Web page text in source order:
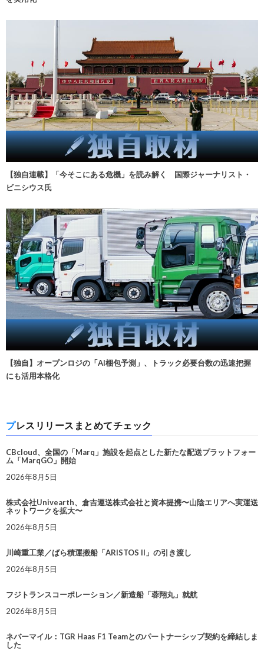
【独自連載】「今そこにある危機」を読み解く 国際ジャーナリスト・
ビニシウス氏
【独自】オープンロジの「AI梱包予測」、トラック必要台数の迅速把握
にも活用本格化
プレスリリースまとめてチェック
CBcloud、全国の「Marq」施設を起点とした新たな配送プラットフォー
ム「MarqGO」開始
2026年8月5日
株式会社Univearth、倉吉運送株式会社と資本提携〜山陰エリアへ実運送
ネットワークを拡大〜
2026年8月5日
川崎重工業／ばら積運搬船「ARISTOS II」の引き渡し
2026年8月5日
フジトランスコーポレーション／新造船「蓉翔丸」就航
2026年8月5日
ネバーマイル：TGR Haas F1 Teamとのパートナーシップ契約を締結しま
した